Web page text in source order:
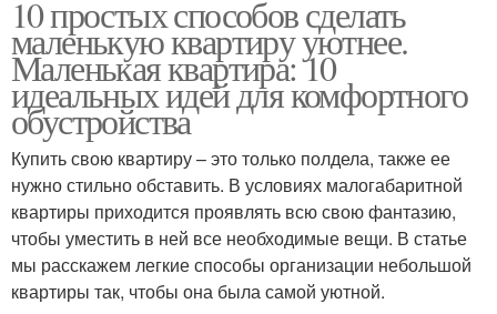
10 простых способов сделать
маленькую квартиру уютнее.
Маленькая квартира: 10
идеальных идей для комфортного
обустройства
Купить свою квартиру – это только полдела, также ее
нужно стильно обставить. В условиях малогабаритной
квартиры приходится проявлять всю свою фантазию,
чтобы уместить в ней все необходимые вещи. В статье
мы расскажем легкие способы организации небольшой
квартиры так, чтобы она была самой уютной.